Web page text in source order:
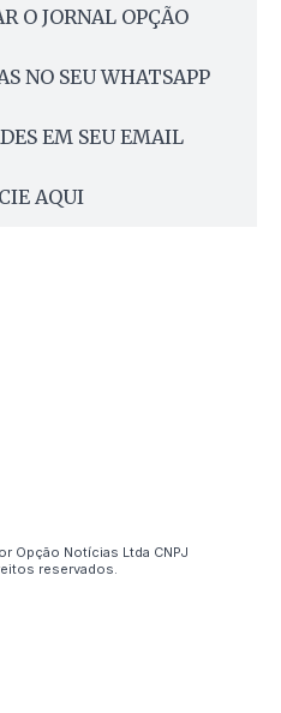
O JORNAL OPÇÃO
NO SEU WHATSAPP
EM SEU EMAIL
AQUI
Opção Notícias Ltda CNPJ
reservados.